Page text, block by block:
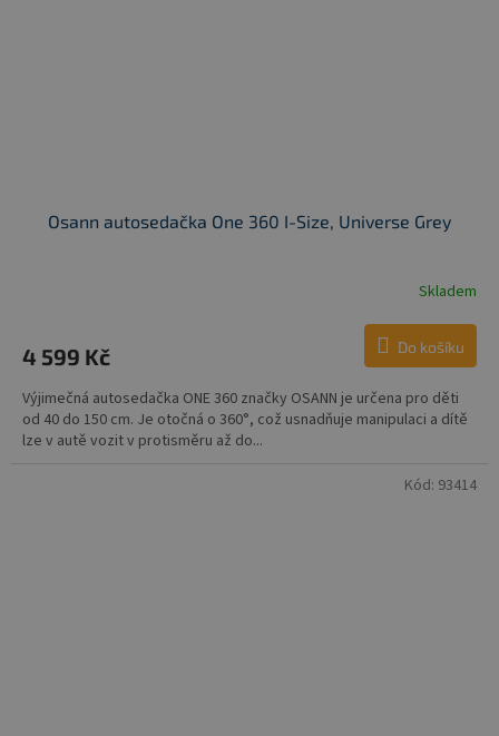
Osann autosedačka One 360 I-Size, Universe Grey
Skladem
4 599 Kč Do košíku
Výjimečná autosedačka ONE 360 značky OSANN je určena pro děti
od 40 do 150 cm. Je otočná o 360°, což usnadňuje manipulaci a dítě
lze v autě vozit v protisměru až do...
Kód: 93414